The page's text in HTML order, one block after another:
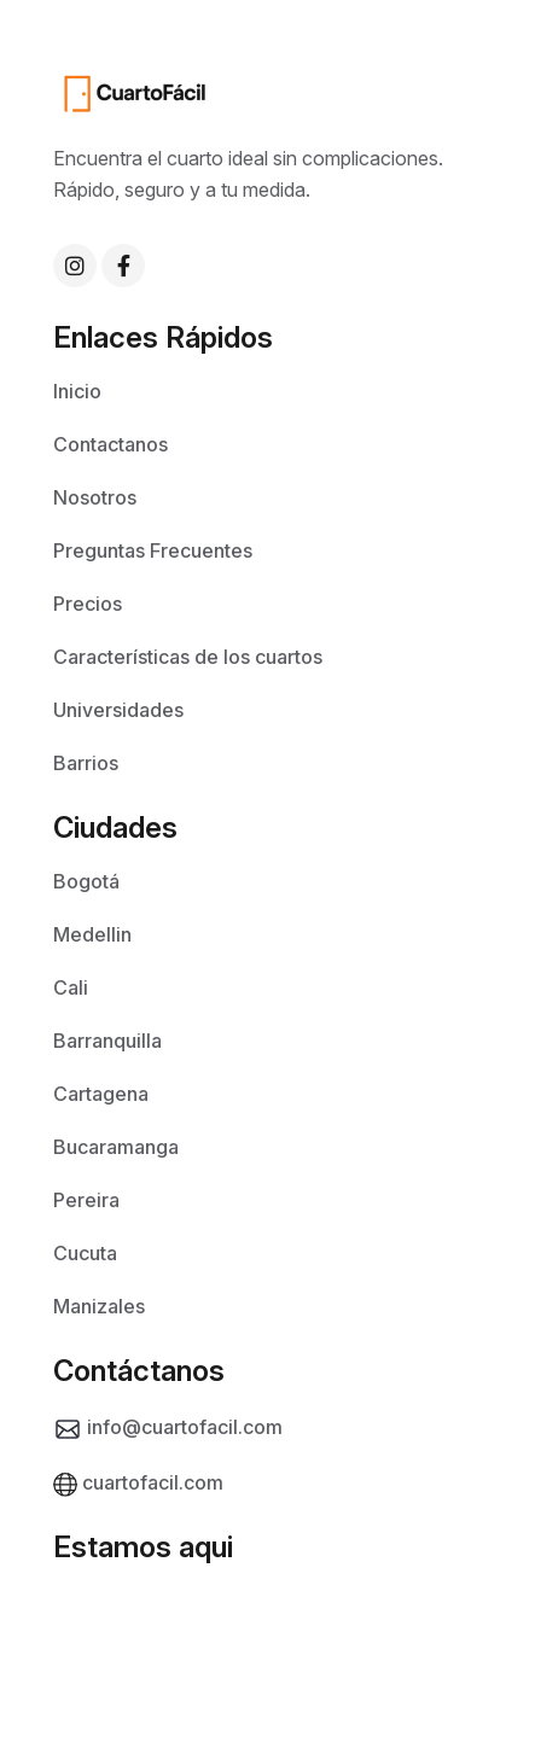
Encuentra el cuarto ideal sin complicaciones.
Rápido, seguro y a tu medida.
Enlaces Rápidos
Inicio
Contactanos
Nosotros
Preguntas Frecuentes
Precios
Características de los cuartos
Universidades
Barrios
Ciudades
Bogotá
Medellin
Cali
Barranquilla
Cartagena
Bucaramanga
Pereira
Cucuta
Manizales
Contáctanos
info@cuartofacil.com
cuartofacil.com
Estamos aqui